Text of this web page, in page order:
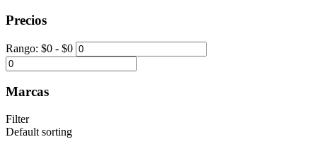
Precios
Rango: $0 - $0
Marcas
Filter
Default sorting